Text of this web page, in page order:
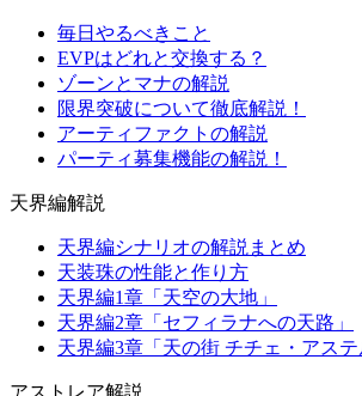
毎日やるべきこと
EVPはどれと交換する？
ゾーンとマナの解説
限界突破について徹底解説！
アーティファクトの解説
パーティ募集機能の解説！
天界編解説
天界編シナリオの解説まとめ
天装珠の性能と作り方
天界編1章「天空の大地」
天界編2章「セフィラナへの天路」
天界編3章「天の街 チチェ・アステ
アストレア解説